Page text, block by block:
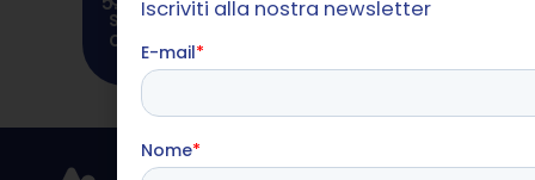
sopravvivere ma non basta a
costruire il futuro
Iscriviti alla nostra newsletter